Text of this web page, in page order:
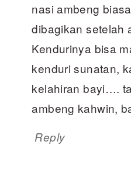
nasi ambeng
dibagikan setelah
Kendurinya bisa
kenduri sunatan,
kelahiran bayi….
ambeng kahwin,
Reply